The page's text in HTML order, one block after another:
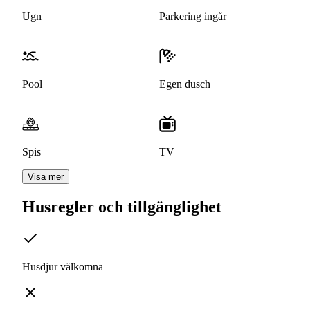
Ugn Parkering ingår
Pool Egen dusch
Spis TV
Visa mer
Husregler och tillgänglighet
Husdjur välkomna